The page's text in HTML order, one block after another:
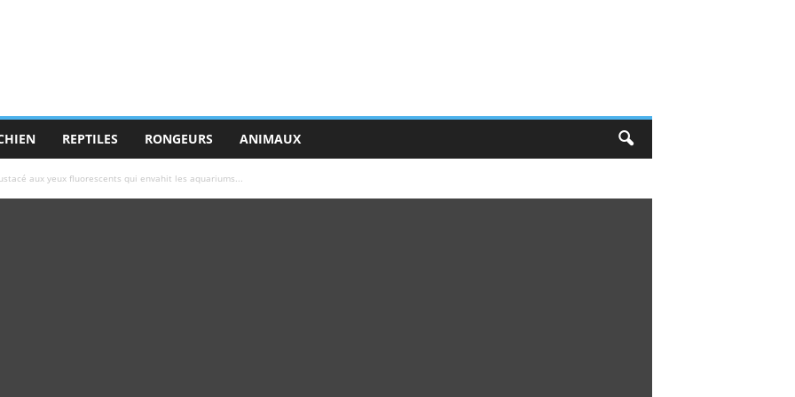
REPTILES RONGEURS ANIMAUX
aux yeux fluorescents qui envahit les aquariums...